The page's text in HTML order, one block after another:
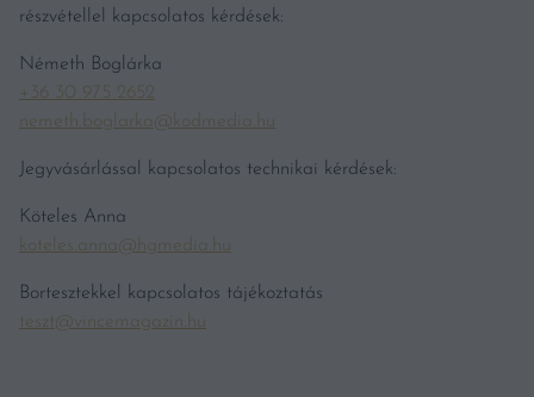
részvétellel kapcsolatos kérdések:
Németh Boglárka
+36 30 975 2652
nemeth.boglarka@kodmedia.hu
Jegyvásárlással kapcsolatos technikai kérdések:
Köteles Anna
koteles.anna@hgmedia.hu
Bortesztekkel kapcsolatos tájékoztatás
teszt@vincemagazin.hu